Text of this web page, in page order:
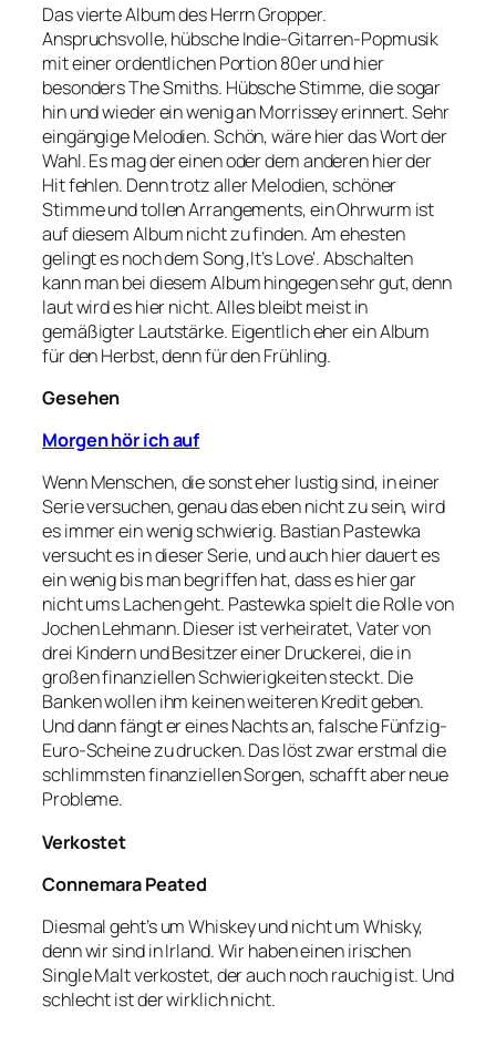
Das vierte Album des Herrn Gropper.
Anspruchsvolle, hübsche Indie-Gitarren-Popmusik
mit einer ordentlichen Portion 80er und hier
besonders The Smiths. Hübsche Stimme, die sogar
hin und wieder ein wenig an Morrissey erinnert. Sehr
eingängige Melodien. Schön, wäre hier das Wort der
Wahl. Es mag der einen oder dem anderen hier der
Hit fehlen. Denn trotz aller Melodien, schöner
Stimme und tollen Arrangements, ein Ohrwurm ist
auf diesem Album nicht zu finden. Am ehesten
gelingt es noch dem Song ‚It’s Love‘. Abschalten
kann man bei diesem Album hingegen sehr gut, denn
laut wird es hier nicht. Alles bleibt meist in
gemäßigter Lautstärke. Eigentlich eher ein Album
für den Herbst, denn für den Frühling.
Gesehen
Morgen hör ich auf
Wenn Menschen, die sonst eher lustig sind, in einer
Serie versuchen, genau das eben nicht zu sein, wird
es immer ein wenig schwierig. Bastian Pastewka
versucht es in dieser Serie, und auch hier dauert es
ein wenig bis man begriffen hat, dass es hier gar
nicht ums Lachen geht. Pastewka spielt die Rolle von
Jochen Lehmann. Dieser ist verheiratet, Vater von
drei Kindern und Besitzer einer Druckerei, die in
großen finanziellen Schwierigkeiten steckt. Die
Banken wollen ihm keinen weiteren Kredit geben.
Und dann fängt er eines Nachts an, falsche Fünfzig-
Euro-Scheine zu drucken. Das löst zwar erstmal die
schlimmsten finanziellen Sorgen, schafft aber neue
Probleme.
Verkostet
Connemara Peated
Diesmal geht’s um Whiskey und nicht um Whisky,
denn wir sind in Irland. Wir haben einen irischen
Single Malt verkostet, der auch noch rauchig ist. Und
schlecht ist der wirklich nicht.